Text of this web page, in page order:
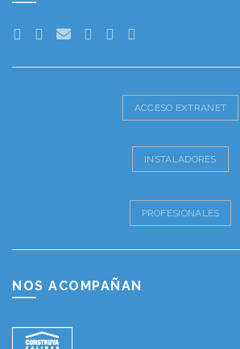
ACCESO EXTRANET
INSTALADORES
PROFESIONALES
NOS ACOMPAÑAN